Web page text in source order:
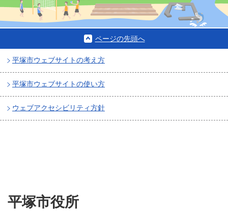
ページの先頭へ
平塚市ウェブサイトの考え方
平塚市ウェブサイトの使い方
ウェブアクセシビリティ方針
平塚市役所